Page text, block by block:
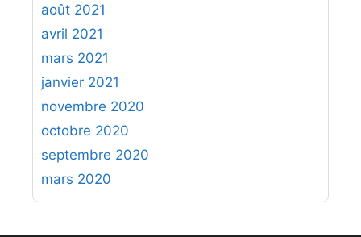
août 2021
avril 2021
mars 2021
janvier 2021
novembre 2020
octobre 2020
septembre 2020
mars 2020